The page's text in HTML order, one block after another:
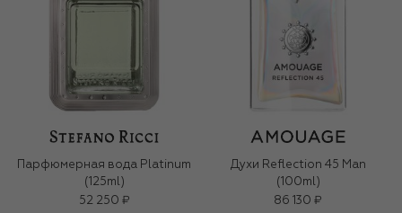
Парфюмерная вода Platinum
(125ml)
52 250 ₽
Духи Reflection 45 Man
(100ml)
86 130 ₽